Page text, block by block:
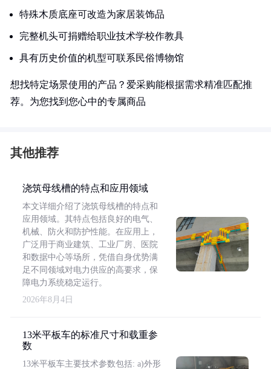
特殊木质底座可改造为家居装饰品
完整机头可捐赠给职业技术学校作教具
具有历史价值的机型可联系民俗博物馆
想找特定场景使用的产品？爱采购能根据需求精准匹配推
荐。为您找到您心中的专属商品
其他推荐
浇筑母线槽的特点和应用领域
本文详细介绍了浇筑母线槽的特点和
应用领域。其特点包括良好的电气、
机械、防火和防护性能。在应用上，
广泛用于商业建筑、工业厂房、医院
和数据中心等场所，凭借自身优势满
足不同领域对电力供应的高要求，保
障电力系统稳定运行。
2026年8月4日
13米平板车的标准尺寸和载重参
数
13米平板车主要技术参数包括: a)外形